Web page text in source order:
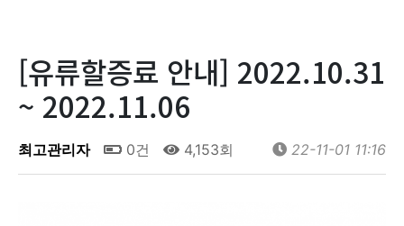
[유류할증료 안내] 2022.10.31
~ 2022.11.06
최고관리자 0건 4,153회 22-11-01 11:16